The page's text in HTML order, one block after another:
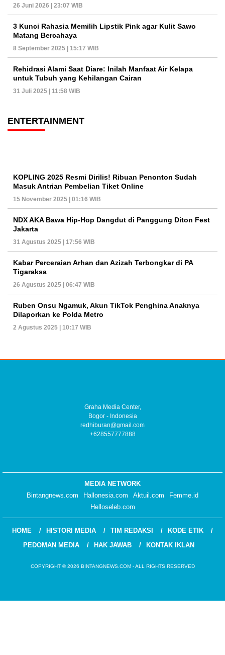
26 Juni 2026 | 23:07 WIB
3 Kunci Rahasia Memilih Lipstik Pink agar Kulit Sawo
Matang Bercahaya
8 September 2025 | 15:17 WIB
Rehidrasi Alami Saat Diare: Inilah Manfaat Air Kelapa
untuk Tubuh yang Kehilangan Cairan
31 Juli 2025 | 11:58 WIB
ENTERTAINMENT
KOPLING 2025 Resmi Dirilis! Ribuan Penonton Sudah
Masuk Antrian Pembelian Tiket Online
15 November 2025 | 01:16 WIB
NDX AKA Bawa Hip-Hop Dangdut di Panggung Diton Fest
Jakarta
31 Agustus 2025 | 17:56 WIB
Kabar Perceraian Arhan dan Azizah Terbongkar di PA
Tigaraksa
26 Agustus 2025 | 06:47 WIB
Ruben Onsu Ngamuk, Akun TikTok Penghina Anaknya
Dilaporkan ke Polda Metro
2 Agustus 2025 | 10:17 WIB
Graha Media Center,
Bogor - Indonesia
redhiburan@gmail.com
+628557777888
MEDIA NETWORK
Bintangnews.com
Hallonesia.com Aktuil.com
Femme.id
Helloseleb.com
HOME HISTORI MEDIA TIM REDAKSI
KODE ETIK
PEDOMAN MEDIA
HAK JAWAB KONTAK IKLAN
COPYRIGHT © 2026 BINTANGNEWS.COM - ALL RIGHTS RESERVED